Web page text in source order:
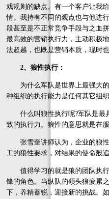
戏规则的缺点。有一个客户让我
情。我持有不同的观点也与他进
段甚至是不正常竞争手段与之血
最高效的营销执行力，主动积极
法超越，也既是营销本质，现时
2、狼性执行：
为什么军队是世界上最强大的
种组织的执行能力是任何其它组织
什么叫狼性执行呢?军队是最具
致的执行力。狼性的意思就是在
张雪奎讲师认为，企业的狼性
工的狼性要求，对结果的使命般
值得学习的就是狼的团队执行
锋的角色。当纵队的领头狼疲累
下，养精蓄锐，迎接新的挑战。